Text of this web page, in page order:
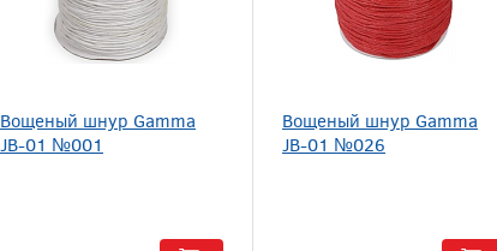
Вощеный шнур Gamma
JB-01 №001
Вощеный шнур Gamma
JB-01 №026